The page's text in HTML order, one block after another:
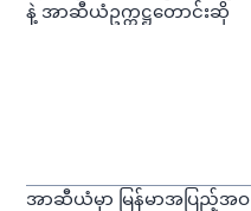
နဲ့ အာဆီယံဥက္ကဋ္ဌတောင်းဆို
အာဆီယံမှာ မြန်မာအပြည့်အဝ